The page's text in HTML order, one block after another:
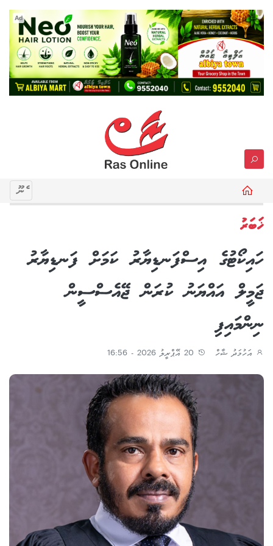
Ad
މެނޫ
ޚަބަރު
ހައިކޯޓުގެ އިސްފަނޑިޔާރު ކަމަށް ފަނޑިޔާރު
ޖަމީލް އައްޔަނު ކުރަން ޖޭއެސްސީން
ނިންމައިފި
އަހުމަދު ޝާހް